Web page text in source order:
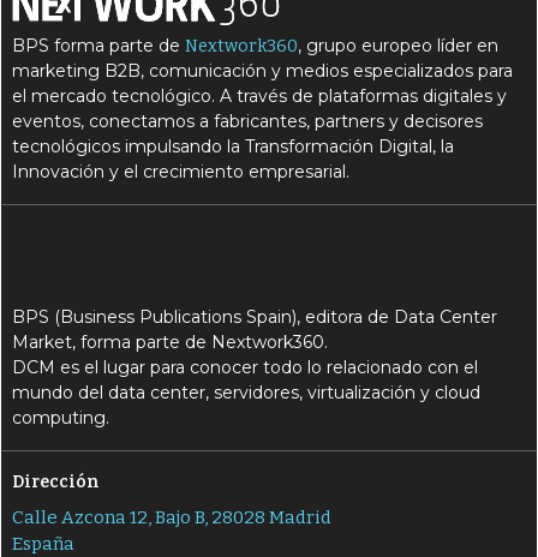
BPS forma parte deNextwork360, grupo europeo líder en
marketing B2B, comunicación y medios especializados para
el mercado tecnológico. A través de plataformas digitales y
eventos, conectamos a fabricantes, partners y decisores
tecnológicos impulsando la Transformación Digital, la
Innovación y el crecimiento empresarial.
BPS (Business Publications Spain), editora de Data Center
Market, forma parte de Nextwork360.
DCM es el lugar para conocer todo lo relacionado con el
mundo del data center, servidores, virtualización y cloud
computing.
Dirección
Calle Azcona 12, Bajo B, 28028 Madrid
España